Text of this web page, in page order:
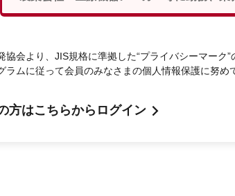
会より、JIS規格に準拠した“プライバシーマーク”
ムに従って会員のみなさまの個人情報保護に努め
方はこちらからログイン